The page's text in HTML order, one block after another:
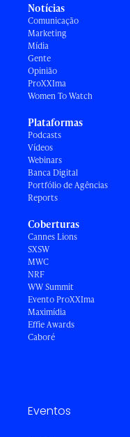
Notícias
Comunicação
Marketing
Mídia
Gente
Opinião
ProXXIma
Women To Watch
Plataformas
Podcasts
Vídeos
Webinars
Banca Digital
Portfólio de Agências
Reports
Coberturas
Cannes Lions
SXSW
MWC
NRF
WW Summit
Evento ProXXIma
Maximídia
Effie Awards
Caboré
Eventos